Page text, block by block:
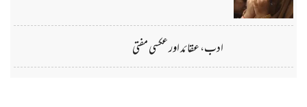
ادب، عقائد اور عکسی مفتی